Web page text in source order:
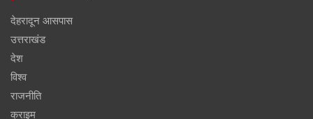
देहरादून आसपास
उत्तराखंड
देश
विश्व
राजनीति
क्राइम